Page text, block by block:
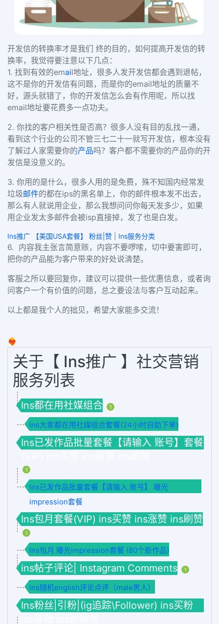
开发信的转换率才是我们 终的目的，如何提高开发信的转
换率，我觉得要注意以下几点：
1. 找到有效的email地址，很多人发开发信都会遇到退帖，
这不是你的开发信有问题，而是你的email地址的质量不
好，源头就错了，你的开发信怎么会有作用呢，所以找
email地址要花费多一点功夫。
2. 你找的客户相关性是否高？很多人没有目的乱找一通，
看到这个行业的公司不管三七二十一就写开发信，根本没有
了解过人家需要你的产品吗？客户都不需要你的产品你的开
发信是没意义的。
3. 你用的是什么 ，很多人用的是免费，殊不知国内经常发
垃圾邮件的都在ips的黑名单上，你的邮件根本发不出去，
那么有人就说用企业，那么我想问问你每天发多少，如果
用企业发太多邮件会被isp直接掉，发了也是白发。
Ins推广 【美国USA套餐】 粉丝|赞 Ins服务分类
6. 内容我主张言简意赅，内容不要啰嗦，切中要害即可，
把你的产品能为客户带来的好处说清楚。
客服之所以要回复你，建议可以提供一些优惠信息，或者询
问客户一个有价值的问题，总之要设法与客户互动起来。
以上都是我个人的拙见，希望大家能多交流！
❤️‍🔥
关于【 Ins推广 】社交营销
服务列表
Ins都在用社媒组合 1
Ins大家都在用社媒组合套餐(24小时自助下单)
Ins已发作品批量套餐【请输入 账号】套餐
1
Ins已发作品批量套餐【请输入 账号】 曝光
impression套餐
Ins包月套餐(VIP) ins买赞 ins涨赞 ins刷赞
1
Ins包月 曝光impression套餐 (80个新作品)
ins帖子评论| Instagram Comments 1
Ins随机english评论点评（male男人）
Ins粉丝|引粉|(ig追踪\Follower) ins买粉